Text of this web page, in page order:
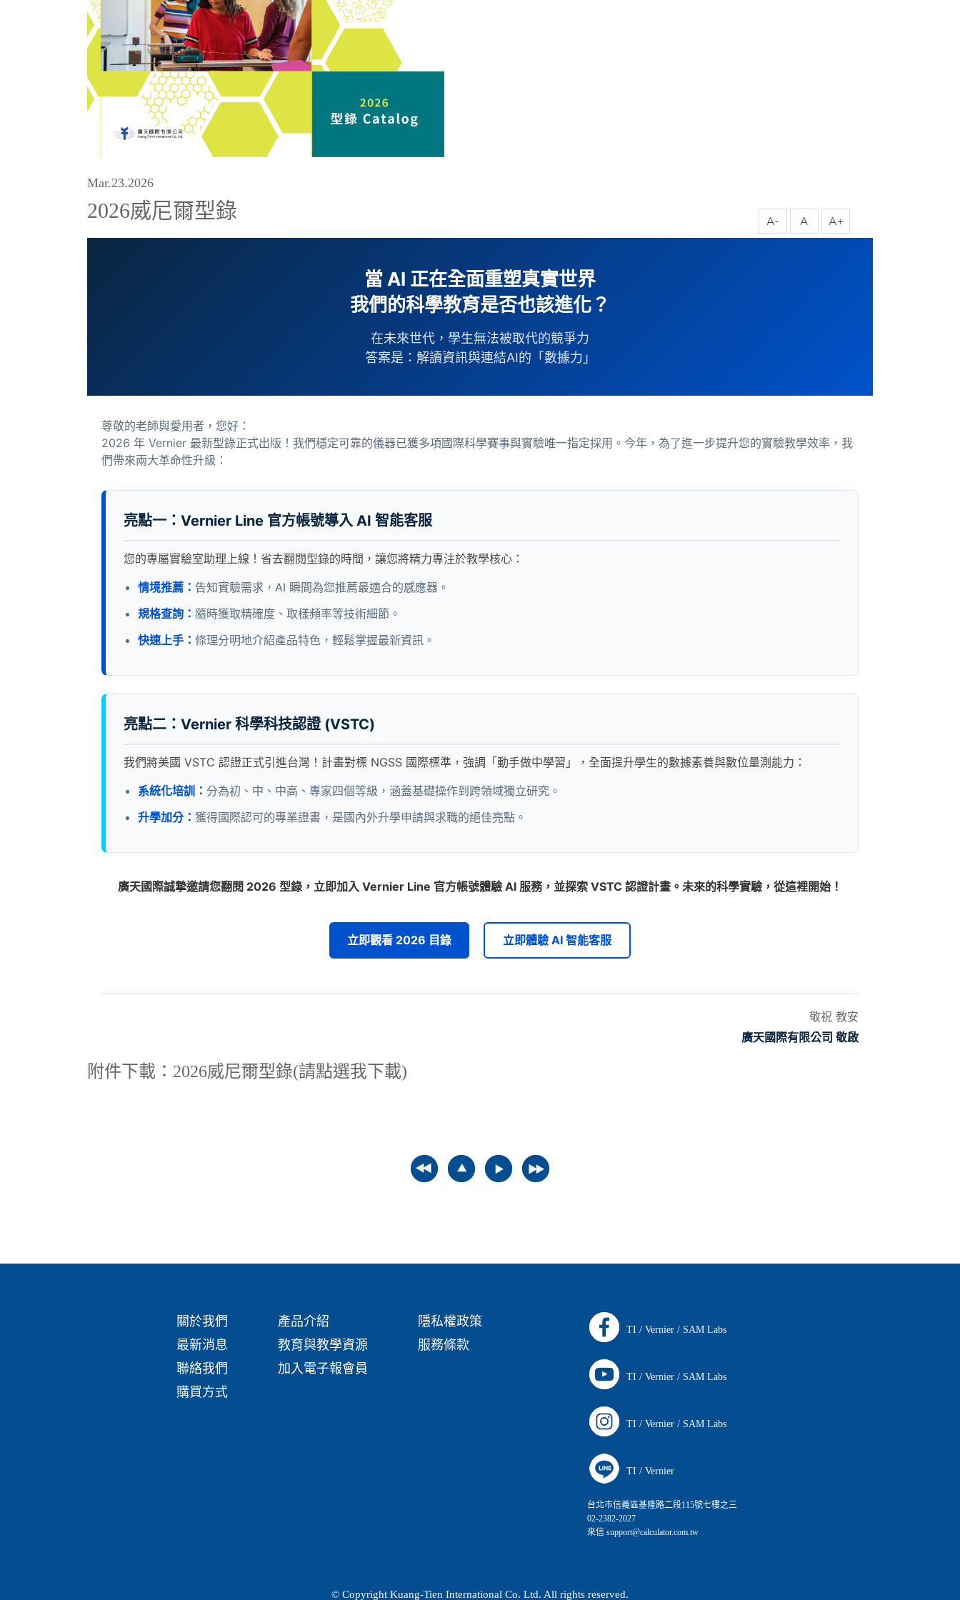
Mar.23.2026
2026威尼爾型錄
當 AI 正在全面重塑真實世界
我們的科學教育是否也該進化？
在未來世代，學生無法被取代的競爭力
答案是：解讀資訊與連結AI的「數據力」
尊敬的老師與愛用者，您好：
2026 年 Vernier 最新型錄正式出版！我們穩定可靠的儀器已獲多項國際科學賽事與實驗唯一指定採用。今年，為了進一步提升您的實驗教學效率，我
們帶來兩大革命性升級：
亮點一：Vernier Line 官方帳號導入 AI 智能客服
您的專屬實驗室助理上線！省去翻閱型錄的時間，讓您將精力專注於教學核心：
情境推薦： 告知實驗需求，AI 瞬間為您推薦最適合的感應器。
規格查詢： 隨時獲取精確度、取樣頻率等技術細節。
快速上手： 條理分明地介紹產品特色，輕鬆掌握最新資訊。
亮點二：Vernier 科學科技認證 (VSTC)
我們將美國 VSTC 認證正式引進台灣！計畫對標 NGSS 國際標準，強調「動手做中學習」，全面提升學生的數據素養與數位量測能力：
系統化培訓： 分為初、中、中高、專家四個等級，涵蓋基礎操作到跨領域獨立研究。
升學加分： 獲得國際認可的專業證書，是國內外升學申請與求職的絕佳亮點。
廣天國際誠摯邀請您翻閱 2026 型錄，立即加入 Vernier Line 官方帳號體驗 AI 服務，並探索 VSTC 認證計畫。未來的科學實驗，從這裡開始！
立即觀看 2026 目錄 立即體驗 AI 智能客服
敬祝 教安
廣天國際有限公司 敬啟
附件下載：2026威尼爾型錄(請點選我下載)
關於我們
最新消息
聯絡我們
購買方式
產品介紹
教育與教學資源
加入電子報會員
隱私權政策
服務條款
TI / Vernier / SAM Labs
TI / Vernier / SAM Labs
TI / Vernier / SAM Labs
TI / Vernier
台北市信義區基隆路二段115號七樓之三
02-2382-2027
來信 support@calculator.com.tw
© Copyright Kuang-Tien International Co. Ltd. All rights reserved.